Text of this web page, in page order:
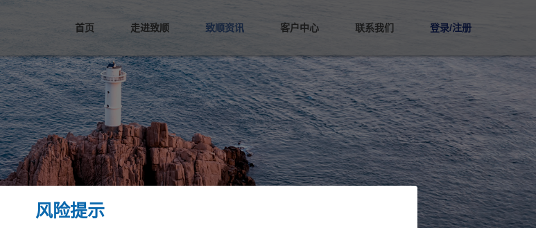
风险提示
首页 走进致顺
公司概况
致顺团队
投资体系
风控体系
荣誉历程
致顺资讯
观点聚焦
致顺动态
投资者教育
客户中心
持有产品
净值查询
信披公告
申赎指南
联系我们
职位开放
联系我们
登录/注册